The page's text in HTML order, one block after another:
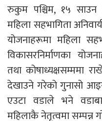
रुकुम पश्चिम, १५ साउन
महिला सहभागिता
योजनाहरूमा महिला
विकासरनिर्माणका
तथा कोषाध्यक्षसम्ममा
देखाउने गरेको गुनासो
एउटा वडाले भने
महिलाकै नेतृत्वमा सम्पन्न